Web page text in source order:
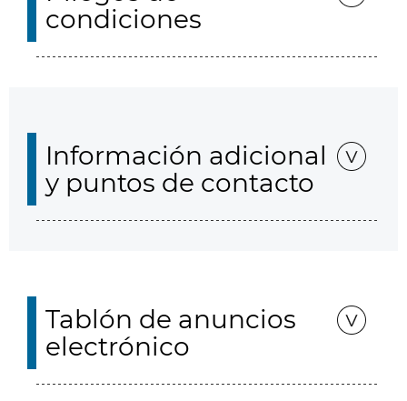
condiciones
Información adicional
y puntos de contacto
Tablón de anuncios
electrónico